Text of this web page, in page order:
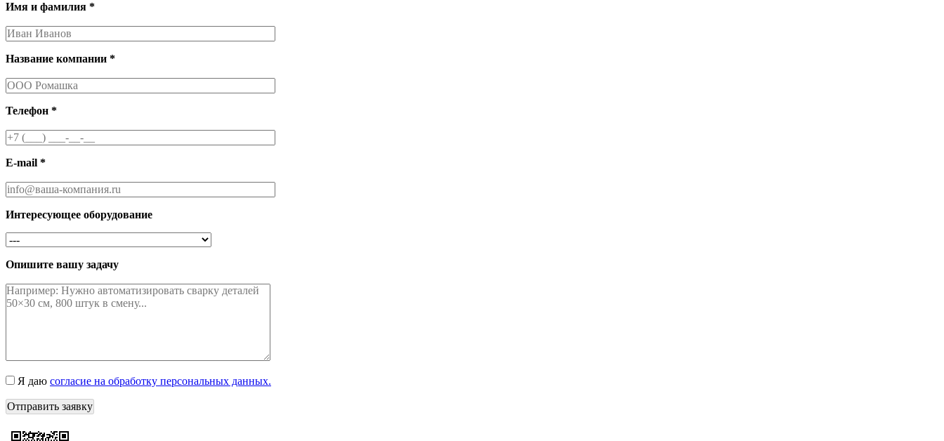
Имя и фамилия *
Название компании *
Телефон *
E-mail *
Интересующее оборудование
Опишите вашу задачу
Я даю согласие на обработку персональных данных.